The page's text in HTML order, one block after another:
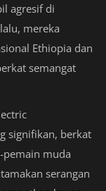
agresif di
mereka
Ethiopia dan
semangat
signifikan, berkat
pemain muda
serangan